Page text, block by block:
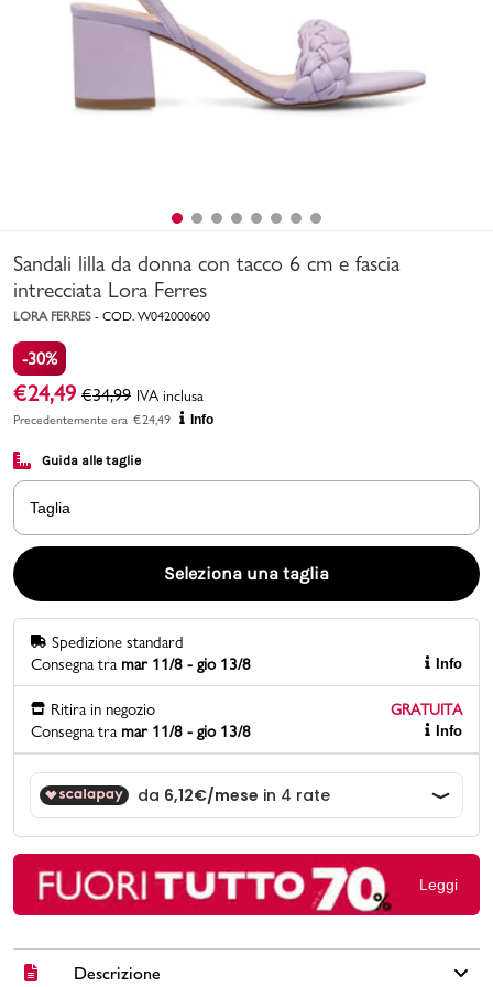
Marchi
Promo & News
contatti
Gift card
Sandali lilla da donna con tacco 6 cm e fascia
intrecciata Lora Ferres
LORA FERRES - COD. W042000600
-30%
€24,49 €34,99 IVA inclusa
Precedentemente era €24,49 Info
Guida alle taglie
Taglia
Seleziona una taglia
Spedizione standard
Consegna tra mar 11/8 - gio 13/8 Info
Ritira in negozio
GRATUITA
Consegna tra mar 11/8 - gio 13/8 Info
Leggi
Descrizione